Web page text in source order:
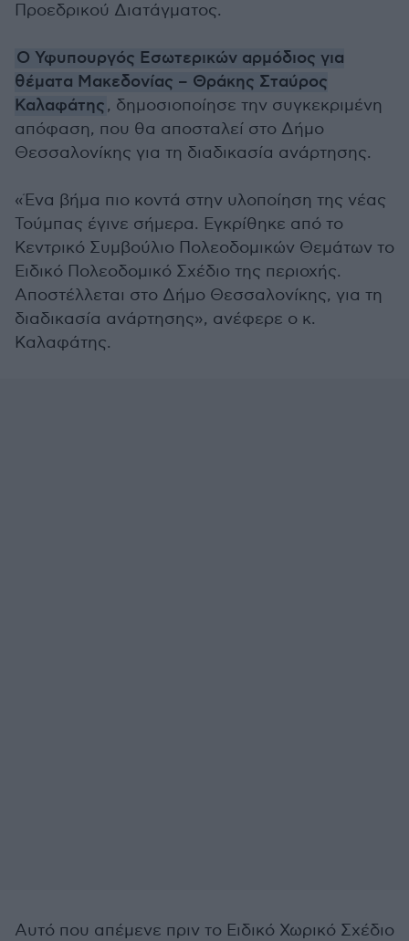
Προεδρικού Διατάγματος.
Ο Υφυπουργός Εσωτερικών αρμόδιος για
θέματα Μακεδονίας – Θράκης Σταύρος
Καλαφάτης, δημοσιοποίησε την συγκεκριμένη
απόφαση, που θα αποσταλεί στο Δήμο
Θεσσαλονίκης για τη διαδικασία ανάρτησης.
«Ένα βήμα πιο κοντά στην υλοποίηση της νέας
Τούμπας έγινε σήμερα. Εγκρίθηκε από το
Κεντρικό Συμβούλιο Πολεοδομικών Θεμάτων το
Ειδικό Πολεοδομικό Σχέδιο της περιοχής.
Αποστέλλεται στο Δήμο Θεσσαλονίκης, για τη
διαδικασία ανάρτησης», ανέφερε ο κ.
Καλαφάτης.
Αυτό που απέμενε πριν το Ειδικό Χωρικό Σχέδιο